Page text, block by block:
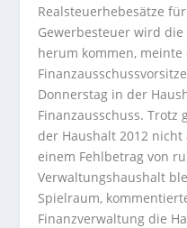
Realsteuerhebesätze
Gewerbesteuer wird
herum kommen, meinte
Donnerstag in der
Finanzausschuss. Trotz
der Haushalt 2012
einem Fehlbetrag von
Verwaltungshaushalt
Spielraum,
Finanzverwaltung die